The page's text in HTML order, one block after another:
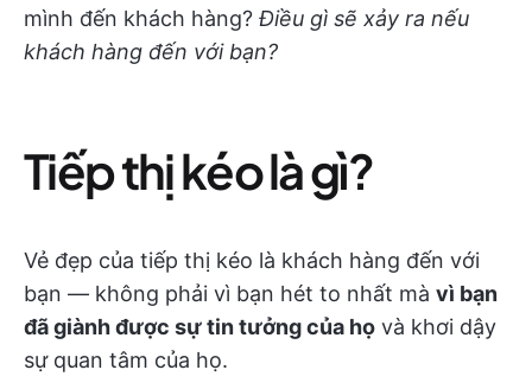
mình đến khách hàng? Điều gì sẽ xảy ra nếu
khách hàng đến với bạn?
Tiếp thị kéo là gì?
Vẻ đẹp của tiếp thị kéo là khách hàng đến với
bạn — không phải vì bạn hét to nhất mà vì bạn
đã giành được sự tin tưởng của họ và khơi dậy
sự quan tâm của họ.